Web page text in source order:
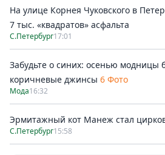
На улице Корнея Чуковского в
7 тыс. «квадратов» асфальта
С.Петербург17:01
Забудьте о синих: осенью модницы
коричневые джинсы 6 Фото
Мода16:32
Эрмитажный кот Манеж стал
С.Петербург15:58